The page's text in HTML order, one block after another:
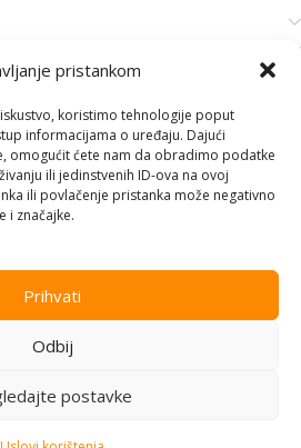
pristankom
koristimo tehnologije poput
informacijama o uređaju. Dajući
omogućit ćete nam da obradimo podatke
ili jedinstvenih ID-ova na ovoj
ili povlačenje pristanka može negativno
i značajke.
Prihvati
Odbij
postavke
Lukavac
Vision.